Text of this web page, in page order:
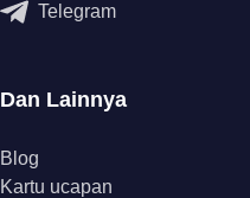
Telegram
Dan Lainnya
Blog
Kartu ucapan